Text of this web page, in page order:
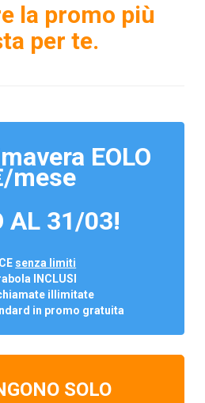
la promo più
per te.
EOLO
mese
AL 31/03!
senza limiti
INCLUSI
chiamate illimitate
in promo gratuita
SOLO